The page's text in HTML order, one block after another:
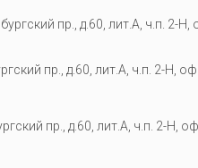
пр., д.60, лит.А, ч.п. 2-Н,
пр., д.60, лит.А, ч.п. 2-Н,
пр., д.60, лит.А, ч.п. 2-Н,